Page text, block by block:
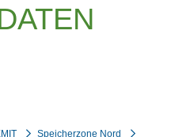
Speicherzone Nord